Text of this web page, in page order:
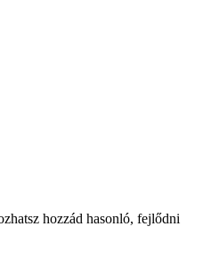
hozzád hasonló, fejlődni